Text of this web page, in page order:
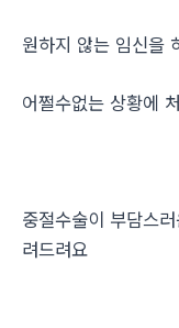
원하지 않는 임신을
어쩔수없는 상황에
중절수술이 부담스
려드려요